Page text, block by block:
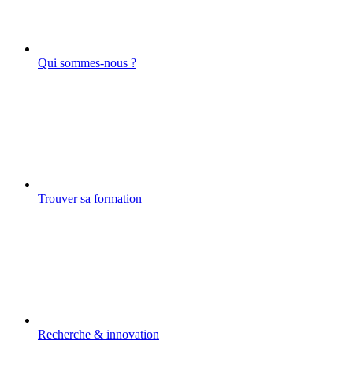
Qui sommes-nous ?
Trouver sa formation
Recherche & innovation